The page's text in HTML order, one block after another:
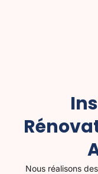
Nous réalisons